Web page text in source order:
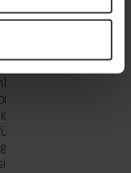
es sich, die Wahl
abzuwägen.
Designs
traditionelle oder
sollte stets auf den